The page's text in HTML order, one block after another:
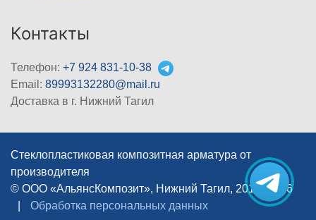
Контакты
Телефон: +7 924 831-10-38
Email: 89993132280@mail.ru
Доставка в г. Нижний Тагил
Стеклопластиковая композитная арматура от
производителя
© ООО «АльянсКомпозит», Нижний Тагил, 2012–2026
Обработка персональных данных